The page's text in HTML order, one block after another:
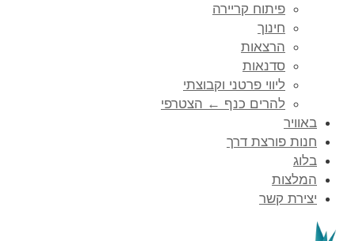
פיתוח קריירה
חינוך
הרצאות
סדנאות
ליווי פרטני וקבוצתי
להרים כנף ← הצטרפי
באוויר
חנות פורצת דרך
בלוג
המלצות
יצירת קשר